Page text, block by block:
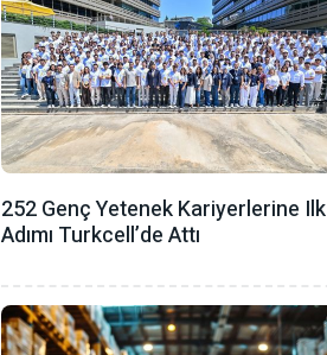
252 Genç Yetenek Kariyerlerine Ilk
Adımı Turkcell’de Attı